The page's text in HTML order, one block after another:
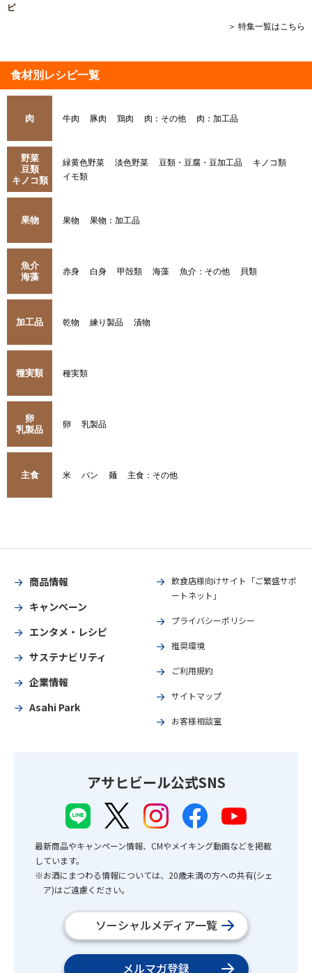
ピ
＞ 特集一覧はこちら
食材別レシピ一覧
肉 牛肉 豚肉 鶏肉 肉：その他 肉：加工品
野菜
豆類
キノコ類
緑黄色野菜 淡色野菜 豆類・豆腐・豆加工品
キノコ類
イモ類
果物 果物 果物：加工品
魚介
海藻
赤身 白身 甲殻類 海藻 魚介：その他 貝類
加工品 乾物 練り製品 漬物
種実類 種実類
卵
乳製品
卵 乳製品
主食 米 パン 麺 主食：その他
商品情報
キャンペーン
エンタメ・レシピ
サステナビリティ
企業情報
Asahi Park
飲食店様向けサイト「ご繁盛サポ
ートネット」
プライバシーポリシー
推奨環境
ご利用規約
サイトマップ
お客様相談室
アサヒビール公式SNS
最新商品やキャンペーン情報、CMやメイキング動画などを掲載
しています。
※お酒にまつわる情報については、20歳未満の方への共有(シェ
ア)はご遠慮ください。
ソーシャルメディア一覧
メルマガ登録